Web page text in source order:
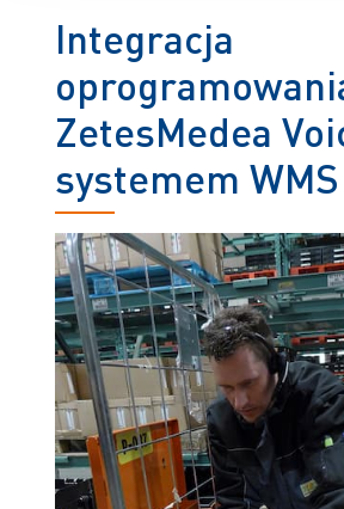
Integracja
ZetesMedea
systemem